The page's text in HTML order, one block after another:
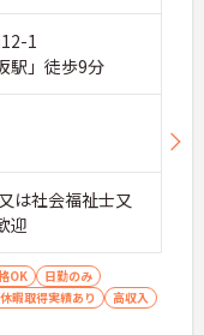
1
駅」徒歩9分
は社会福祉士又
迎
OK
日勤のみ
暇取得実績あり
高収入